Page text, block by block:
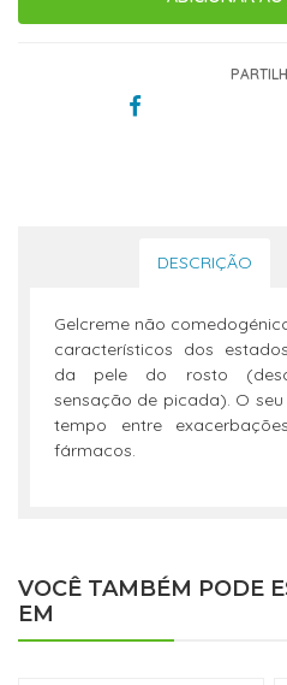
DESCRIÇÃO
Gelcreme não
característicos dos
da pele do rosto
sensação de picada). O
tempo entre
fármacos.
VOCÊ TAMBÉM PODE
EM